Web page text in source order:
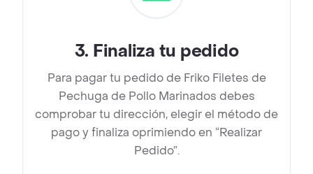
3. Finaliza tu pedido
Para pagar tu pedido de Friko Filetes de
Pechuga de Pollo Marinados debes
comprobar tu dirección, elegir el método de
pago y finaliza oprimiendo en “Realizar
Pedido”.